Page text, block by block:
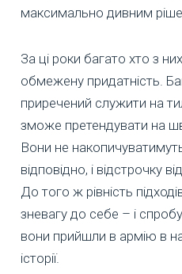
максимально дивним
За ці роки багато хто з
обмежену придатність.
приречений служити на
зможе претендувати на
Вони не
відповідно, і відстрочку
До того ж рівність
зневагу до себе – і
вони прийшли в армію в
історії.